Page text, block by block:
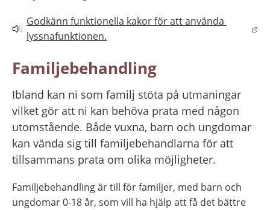
Godkänn funktionella kakor för att använda
lyssnafunktionen.
Länk till annan webbplats.
Familjebehandling
Ibland kan ni som familj stöta på utmaningar
vilket gör att ni kan behöva prata med någon
utomstående. Både vuxna, barn och ungdomar
kan vända sig till familjebehandlarna för att
tillsammans prata om olika möjligheter.
Familjebehandling är till för familjer, med barn och
ungdomar 0-18 år, som vill ha hjälp att få det bättre